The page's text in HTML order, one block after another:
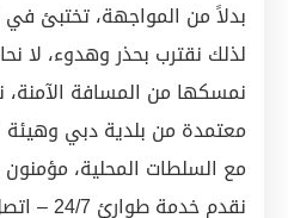
بدلاً من المواجهة، تختبئ في
لذلك نقترب بحذر وهدوء، لا
نمسكها من المسافة الآمنة،
معتمدة من بلدية دبي وهيئة
مع السلطات المحلية،
نقدم